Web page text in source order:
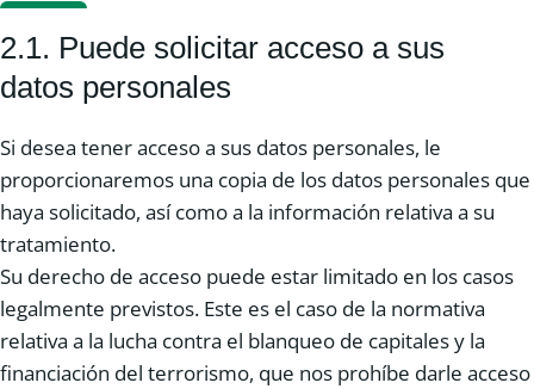
2.1. Puede solicitar acceso a sus
datos personales
Si desea tener acceso a sus datos personales, le
proporcionaremos una copia de los datos personales que
haya solicitado, así como a la información relativa a su
tratamiento.
Su derecho de acceso puede estar limitado en los casos
legalmente previstos. Este es el caso de la normativa
relativa a la lucha contra el blanqueo de capitales y la
financiación del terrorismo, que nos prohíbe darle acceso